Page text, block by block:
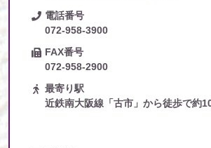
電話番号
072-958-3900
FAX番号
072-958-2900
最寄り駅
近鉄南大阪線「古市」から徒歩で約